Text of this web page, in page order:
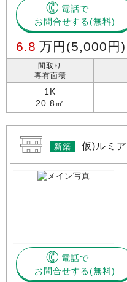
電話で
お問合せする
6.8 万円 (5,000円)
間取り
専有面積
1K
20.8㎡
新築 仮)ルミ
電話で
お問合せする